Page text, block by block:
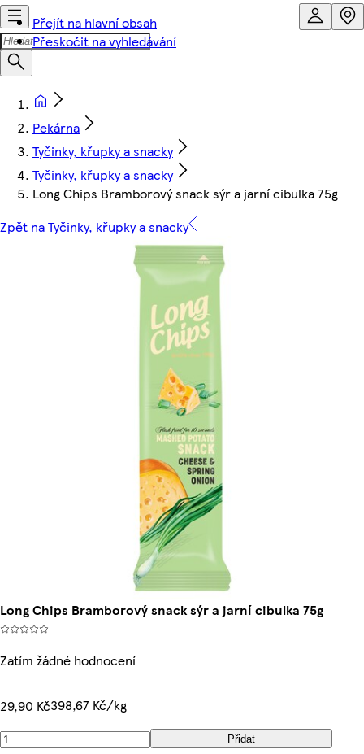
Přejít na hlavní obsah
Přeskočit na vyhledávání
Pekárna
Tyčinky, křupky a snacky
Tyčinky, křupky a snacky
Long Chips Bramborový snack sýr a jarní cibulka 75g
Zpět na Tyčinky, křupky a snacky
Long Chips Bramborový snack sýr a jarní cibulka 75g
Zatím žádné hodnocení
29,90 Kč398,67 Kč/kg
Přidat